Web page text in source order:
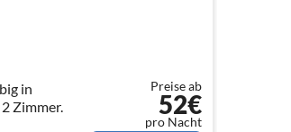
in
Zimmer.
Preise ab
52€
pro Nacht